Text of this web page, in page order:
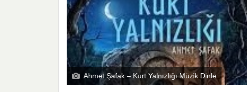
Ahmet Şafak – Kurt Yalnızlığı Müzik Dinle